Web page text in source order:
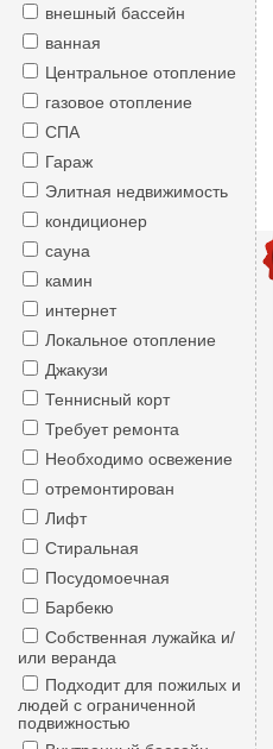
внешный бассейн
ванная
Центральное отопление
газовое отопление
СПА
Гараж
Элитная недвижимость
кондиционер
сауна
камин
интернет
Локальное отопление
Джакузи
Теннисный корт
Требует ремонта
Необходимо освежение
отремонтирован
Лифт
Стиральная
Посудомоечная
Барбекю
Собственная лужайка и/
или веранда
Подходит для пожилых и
людей с ограниченной
подвижностью